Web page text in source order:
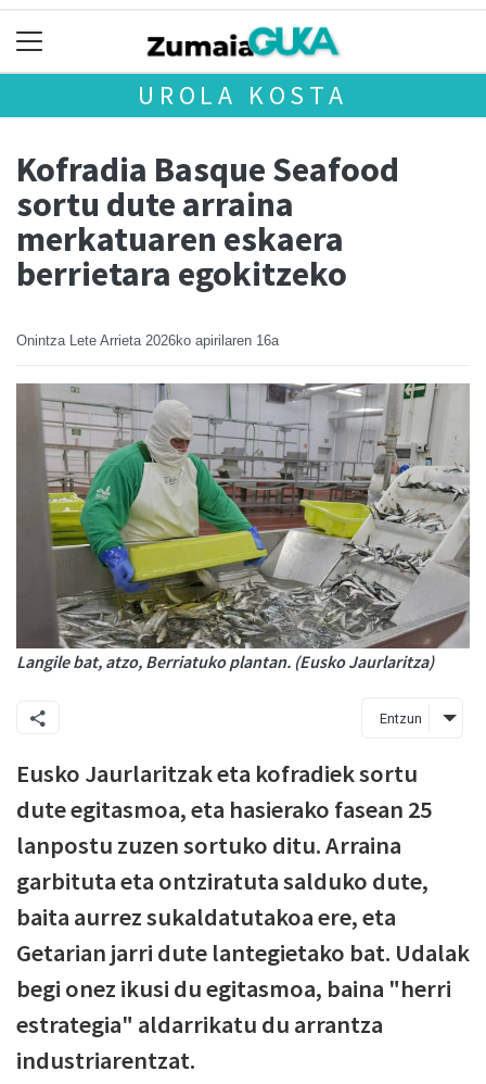
UROLA KOSTA
Kofradia Basque Seafood
sortu dute arraina
merkatuaren eskaera
berrietara egokitzeko
Onintza Lete Arrieta 2026ko apirilaren 16a
Langile bat, atzo, Berriatuko plantan. (Eusko Jaurlaritza)
Entzun
Eusko Jaurlaritzak eta kofradiek sortu
dute egitasmoa, eta hasierako fasean 25
lanpostu zuzen sortuko ditu. Arraina
garbituta eta ontziratuta salduko dute,
baita aurrez sukaldatutakoa ere, eta
Getarian jarri dute lantegietako bat. Udalak
begi onez ikusi du egitasmoa, baina "herri
estrategia" aldarrikatu du arrantza
industriarentzat.